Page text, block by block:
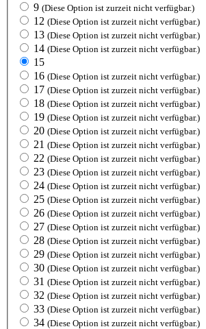
9 (Diese Option ist zurzeit nicht verfügbar.)
12 (Diese Option ist zurzeit nicht verfügbar.)
13 (Diese Option ist zurzeit nicht verfügbar.)
14 (Diese Option ist zurzeit nicht verfügbar.)
15
16 (Diese Option ist zurzeit nicht verfügbar.)
17 (Diese Option ist zurzeit nicht verfügbar.)
18 (Diese Option ist zurzeit nicht verfügbar.)
19 (Diese Option ist zurzeit nicht verfügbar.)
20 (Diese Option ist zurzeit nicht verfügbar.)
21 (Diese Option ist zurzeit nicht verfügbar.)
22 (Diese Option ist zurzeit nicht verfügbar.)
23 (Diese Option ist zurzeit nicht verfügbar.)
24 (Diese Option ist zurzeit nicht verfügbar.)
25 (Diese Option ist zurzeit nicht verfügbar.)
26 (Diese Option ist zurzeit nicht verfügbar.)
27 (Diese Option ist zurzeit nicht verfügbar.)
28 (Diese Option ist zurzeit nicht verfügbar.)
29 (Diese Option ist zurzeit nicht verfügbar.)
30 (Diese Option ist zurzeit nicht verfügbar.)
31 (Diese Option ist zurzeit nicht verfügbar.)
32 (Diese Option ist zurzeit nicht verfügbar.)
33 (Diese Option ist zurzeit nicht verfügbar.)
34 (Diese Option ist zurzeit nicht verfügbar.)